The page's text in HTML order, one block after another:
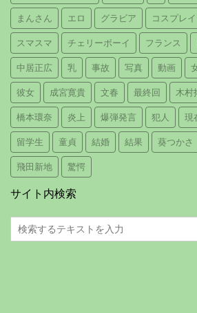
まんさん エロ グラビア コスプレ
スマスマ チェリーボーイ フランス
中居正広 乳 事故 写真 動画
彼女 成宮寛貴 文春 最終回 木村
橋本環奈 炎上 爆弾発言 犯人 現
留学生 童貞 結婚 結果 葵つかさ
飛田新地 驚愕
サイト内検索